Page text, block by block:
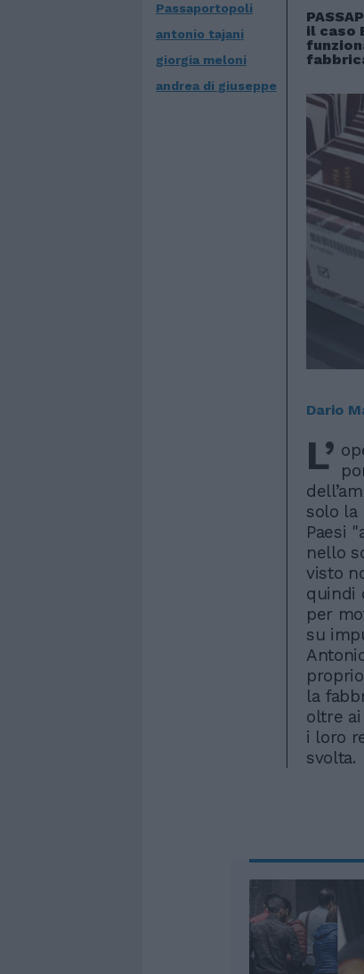
Passaportopoli
antonio tajani
giorgia meloni
andrea di giuseppe
il caso
Dario
L’
solo la
Paesi
nello
visto
quindi
per
su
la
oltre
i loro
svolta.